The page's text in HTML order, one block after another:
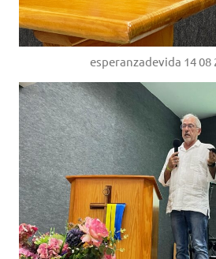
esperanzadevida 14 08